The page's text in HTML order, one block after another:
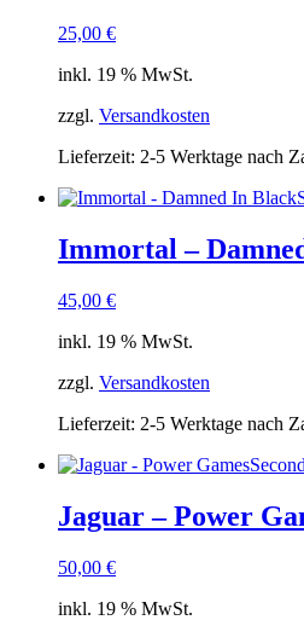
25,00 €
inkl. 19 % MwSt.
zzgl. Versandkosten
Lieferzeit: 2-5 Werktage nach
Immortal –
45,00 €
inkl. 19 % MwSt.
zzgl. Versandkosten
Lieferzeit: 2-5 Werktage nach
Jaguar – Power
50,00 €
inkl. 19 % MwSt.